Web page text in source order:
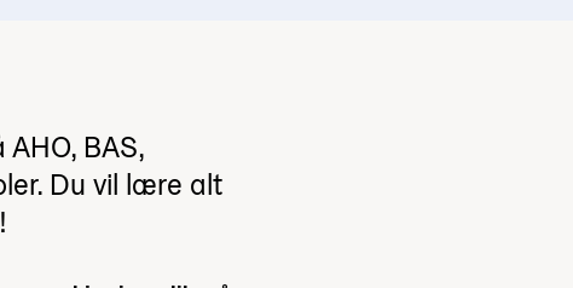
BAS,
Du vil lære alt